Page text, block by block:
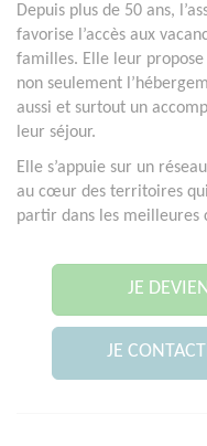
Depuis plus de 50 ans,
favorise l’accès aux
familles. Elle leur propose
non seulement
aussi et surtout un
leur séjour.
Elle s’appuie sur un
au cœur des territoires
partir dans les meilleures
JE
JE